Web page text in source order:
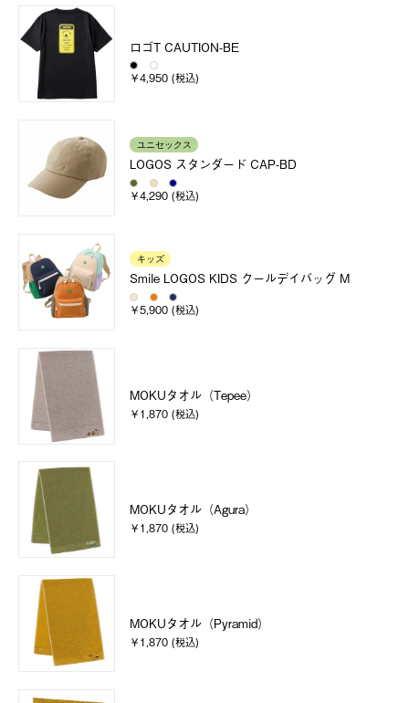
ロゴT CAUTION-BE
￥4,950 (税込)
ユニセックス
LOGOS スタンダード CAP-BD
￥4,290 (税込)
キッズ
Smile LOGOS KIDS クールデイバッグ M
￥5,900 (税込)
MOKUタオル（Tepee）
￥1,870 (税込)
MOKUタオル（Agura）
￥1,870 (税込)
MOKUタオル（Pyramid）
￥1,870 (税込)